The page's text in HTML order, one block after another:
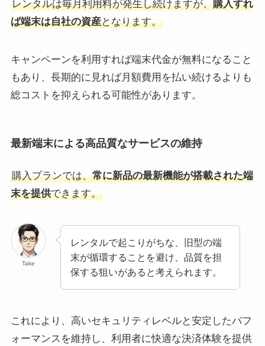
レンタルは毎月利用料が発生し続けますが、購入すれ
ば端末は自社の資産となります。
キャンペーンを利用すれば端末代金が無料になること
もあり、長期的に見れば月額費用を払い続けるよりも
総コストを抑えられる可能性があります。
最新端末による高品質なサービスの維持
購入プランでは、常に新品の最新機能が搭載された端
末を提供できます。
Take
レンタルで起こりがちな、旧型の端
末が循環することを避け、品質を担
保する狙いがあると考えられます。
これにより、高いセキュリティレベルと安定したパフ
ォーマンスを維持し、利用者に快適な決済体験を提供